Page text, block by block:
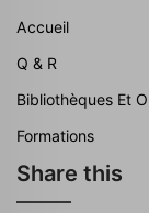
Accueil
Q & R
Bibliothèques Et
Formations
Share this